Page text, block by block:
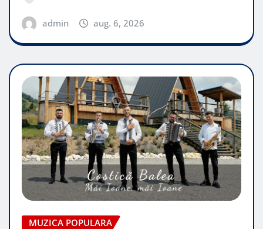
admin aug. 6, 2026
MUZICA POPULARA